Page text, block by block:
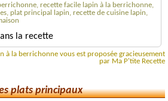
recette facile lapin à la berrichonne,
plat principal lapin, recette de cuisine lapin,
la recette
à la berrichonne vous est proposée gracieusement
par Ma P'tite Recette
plats principaux